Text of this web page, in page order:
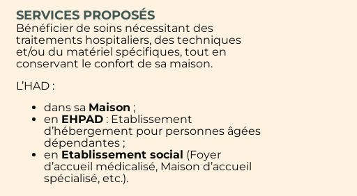
SERVICES PROPOSÉS
Bénéficier de soins nécessitant des
traitements hospitaliers, des techniques
et/ou du matériel spécifiques, tout en
conservant le confort de sa maison.
L’HAD :
dans sa Maison ;
en EHPAD: Etablissement
d’hébergement pour personnes âgées
dépendantes ;
en Etablissement social (Foyer
d’accueil médicalisé, Maison d’accueil
spécialisé, etc.).